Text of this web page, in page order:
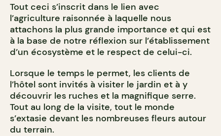
Tout ceci s’inscrit dans le lien avec
l’agriculture raisonnée à laquelle nous
attachons la plus grande importance et qui est
à la base de notre réflexion sur l’établissement
d’un écosystème et le respect de celui-ci.
Lorsque le temps le permet, les clients de
l’hôtel sont invités à visiter le jardin et à y
découvrir les ruches et la magnifique serre.
Tout au long de la visite, tout le monde
s’extasie devant les nombreuses fleurs autour
du terrain.